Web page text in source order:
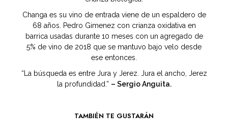
Changa es su vino de entrada viene de un espaldero de
68 años. Pedro Gimenez con crianza oxidativa en
barrica usadas durante 10 meses con un agregado de
5% de vino de 2018 que se mantuvo bajo velo desde
ese entonces.
“La búsqueda es entre Jura y Jerez. Jura el ancho, Jerez
la profundidad.” – Sergio Anguita.
TAMBIÉN TE GUSTARÁN